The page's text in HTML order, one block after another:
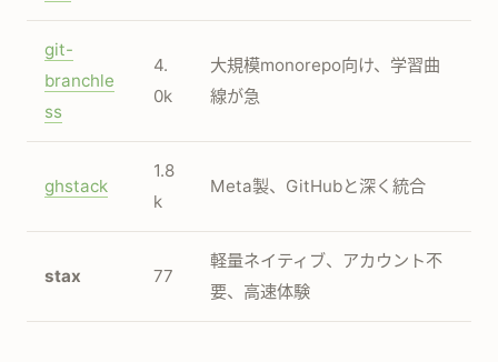
git-
branchle
ss
4.
0k
大規模monorepo向け、学習曲
線が急
ghstack
1.8
k
Meta製、GitHubと深く統合
stax 77
軽量ネイティブ、アカウント不
要、高速体験